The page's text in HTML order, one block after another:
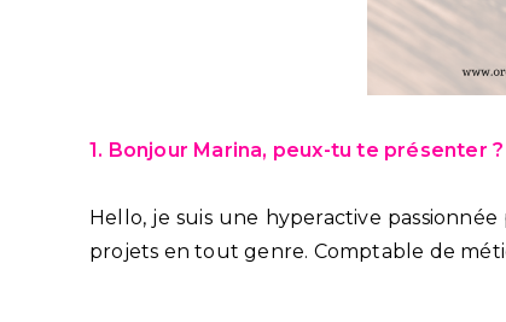
1. Bonjour Marina, peux-tu te présenter ?
Hello, je suis une hyperactive
projets en tout genre. Comptable de